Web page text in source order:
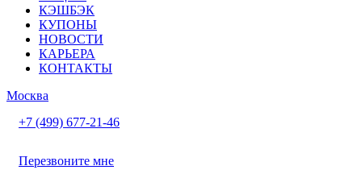
КЭШБЭК
КУПОНЫ
НОВОСТИ
КАРЬЕРА
КОНТАКТЫ
Москва
+7 (499) 677-21-46
Перезвоните мне